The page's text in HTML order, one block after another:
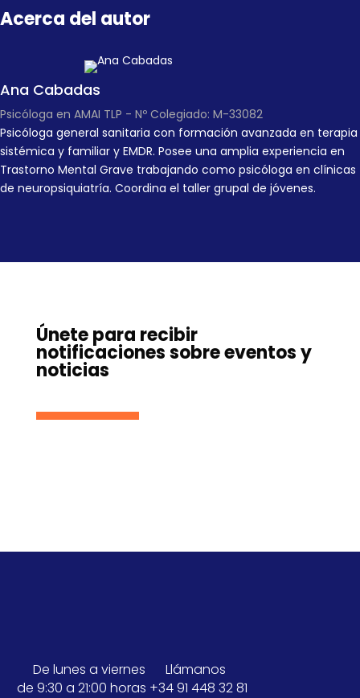
Acerca del autor
Ana Cabadas
Psicóloga en AMAI TLP - Nº Colegiado: M-33082
Psicóloga general sanitaria con formación avanzada en terapia
sistémica y familiar y EMDR. Posee una amplia experiencia en
Trastorno Mental Grave trabajando como psicóloga en clínicas
de neuropsiquiatría. Coordina el taller grupal de jóvenes.
Únete para recibir
notificaciones sobre eventos y
noticias
De lunes a viernes
de 9:30 a 21:00 horas
Llámanos
+34 91 448 32 81